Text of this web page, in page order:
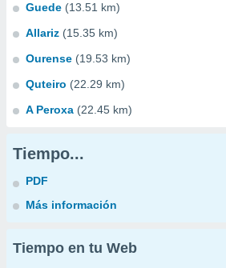
Guede (13.51 km)
Allariz (15.35 km)
Ourense (19.53 km)
Quteiro (22.29 km)
A Peroxa (22.45 km)
Tiempo...
PDF
Más información
Tiempo en tu Web